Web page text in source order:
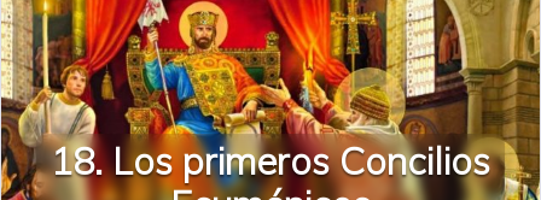
18. Los primeros Concilios